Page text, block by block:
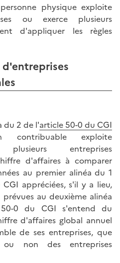
physique exploite
ou exerce plusieurs
d'appliquer les règles
du 2 de l'article 50-0 du CGI
exploite
plusieurs entreprises
d'affaires à comparer
au premier alinéa du 1
appréciées, s'il y a lieu,
au deuxième alinéa
0 du CGI s'entend du
d'affaires global annuel
de ses entreprises, que
ou non des entreprises